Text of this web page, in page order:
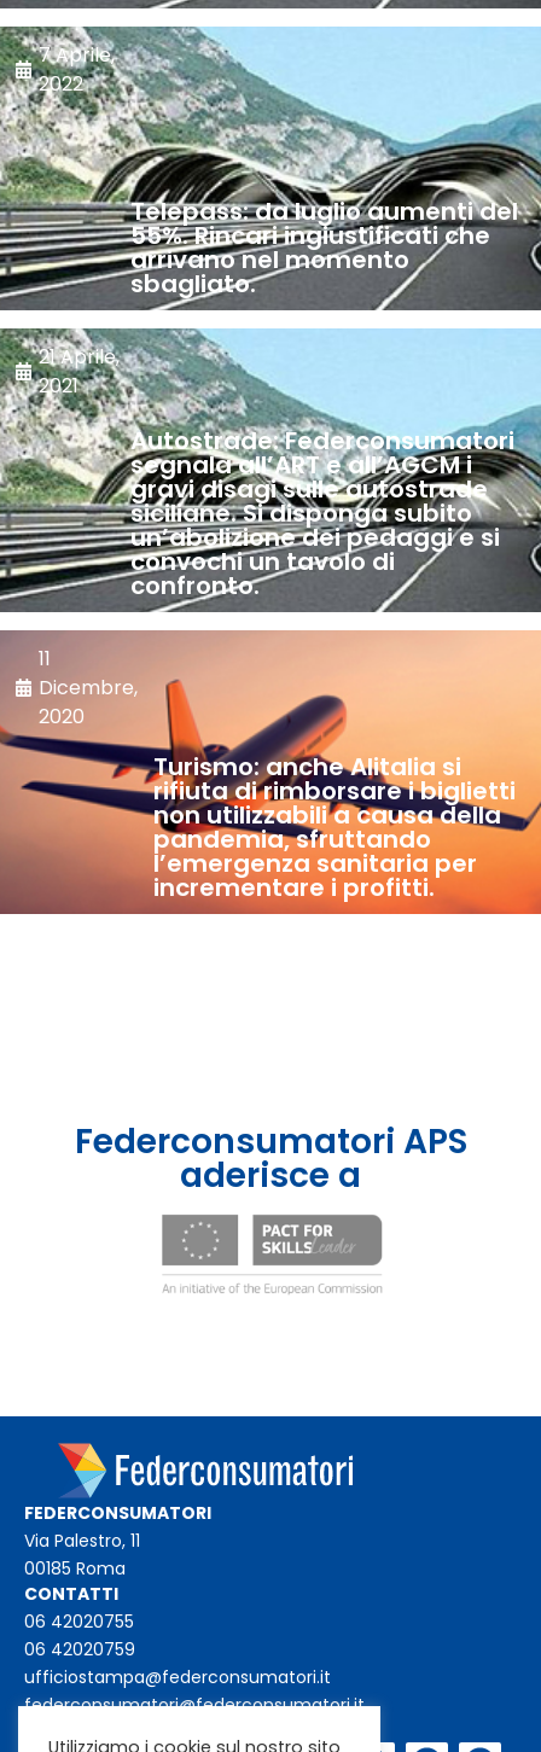
7 Aprile,
2022
Telepass: da luglio aumenti del
55%. Rincari ingiustificati che
arrivano nel momento
sbagliato.
21 Aprile,
2021
Autostrade: Federconsumatori
segnala all’ART e all’AGCM i
gravi disagi sulle autostrade
siciliane. Si disponga subito
un’abolizione dei pedaggi e si
convochi un tavolo di
confronto.
11
Dicembre,
2020
Turismo: anche Alitalia si
rifiuta di rimborsare i biglietti
non utilizzabili a causa della
pandemia, sfruttando
l’emergenza sanitaria per
incrementare i profitti.
Federconsumatori APS
aderisce a
FEDERCONSUMATORI
Via Palestro, 11
00185 Roma
CONTATTI
06 42020755
06 42020759
ufficiostampa@federconsumatori.it
federconsumatori@federconsumatori.it
Utilizziamo i cookie sul nostro sito